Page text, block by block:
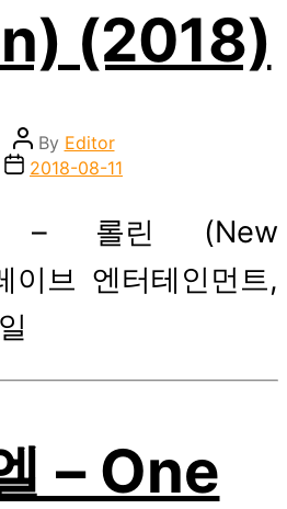
(2018)
Post
author
By Editor
Post2018-08-11
– 롤린 (New
브 엔터테인먼트,
– One